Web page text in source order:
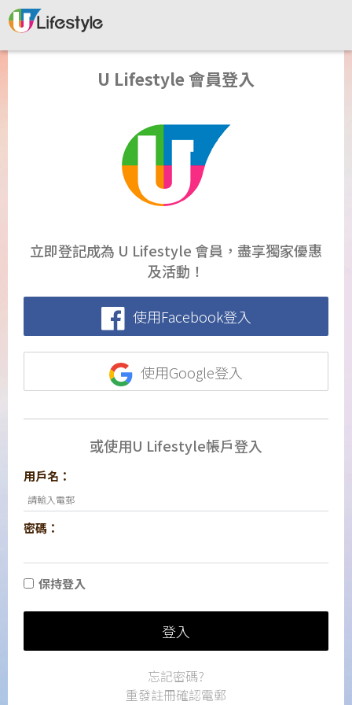
U Lifestyle 會員登入
立即登記成為 U Lifestyle 會員，盡享獨家優惠
及活動！
使用Facebook登入
使用Google登入
或使用U Lifestyle帳戶登入
用戶名：
密碼：
保持登入
登入
忘記密碼?
重發註冊確認電郵